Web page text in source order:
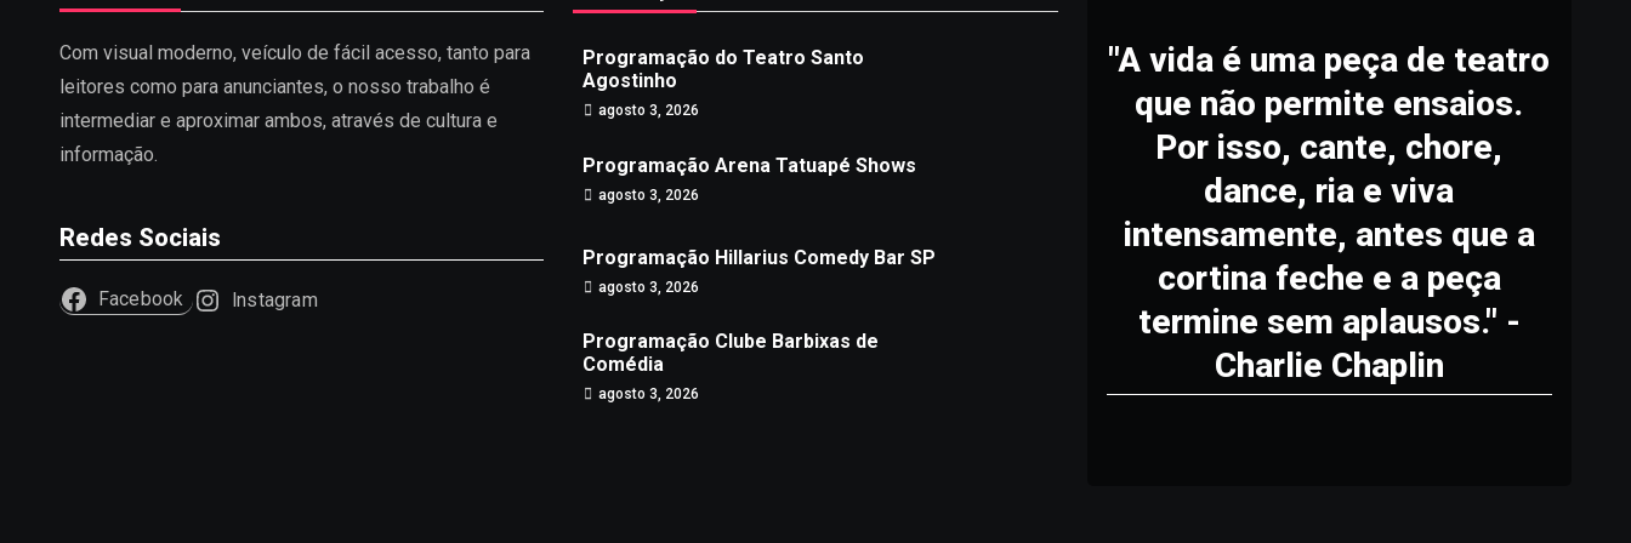
Com visual moderno, veículo de fácil acesso, tanto para
leitores como para anunciantes, o nosso trabalho é
intermediar e aproximar ambos, através de cultura e
informação.
Redes Sociais
Facebook Instagram
Programação do Teatro Santo
Agostinho
agosto 3, 2026
Programação Arena Tatuapé Shows
agosto 3, 2026
Programação Hillarius Comedy Bar SP
agosto 3, 2026
Programação Clube Barbixas de
Comédia
agosto 3, 2026
"A vida é uma peça de teatro
que não permite ensaios.
Por isso, cante, chore,
dance, ria e viva
intensamente, antes que a
cortina feche e a peça
termine sem aplausos." -
Charlie Chaplin